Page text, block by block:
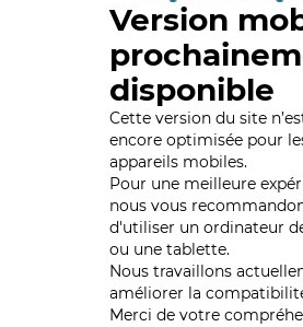
Version
disponible
Cette version du site
encore optimisée pour
appareils mobiles.
Pour une meilleure
nous vous
d'utiliser un ordinateur
ou une tablette.
Nous travaillons
améliorer la
Merci de votre